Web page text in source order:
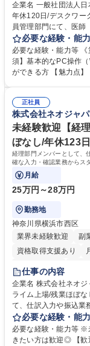
企業名 一般社団法人日本内科学会 求人名 第二
年休120日/デスクワーク中心で残業少
員管理部門にて、医師
テム入力、電話・FAX
営事務局業務などにも幅広く
入力業務】 ・医師（
・年会費の徴収管理や
年休120日/デスクワー
必要な経験・能
必要な経験・能力等
須】基本的なPC操作
ができる方 【魅力点】 ・年休120日以上に加え、9時～17時の「実働7時
整、資料作成、当日の運営サポート 学歴・資
力： 資格：
正社員
株式会社ネオジャ
未経験歓迎【経
ぼなし/年休123
経理部門メンバーとして、
確な入力・確認業務からス
理知識を身につけていただ
月給
25万円～28万円
勤務地
神奈川県横浜市西区
業界未経験歓迎
副
資格取得支援あり
未経験者歓迎
完全週休2日制
交通
寮・社宅あり
仕事の内容
企業名 株式会社ネオジャパン 求人名 未経験歓迎【経理/
ライム上場/残業ほぼなし/年休123日 仕事の
て、仕訳入力や振込業
力・確認業務からスタ
階的に経理知識を身につけていただ
基づく仕訳入力 ■月末
必要な経験・能
必要な経験・能力等 ※
きたい方は歓迎◎ 【歓